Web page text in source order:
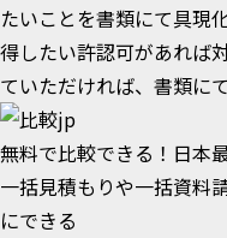
たいことを書類にて具現
得したい許認可があれば
ていただければ、書類に
無料で比較できる！日本
一括見積もりや一括資料
にできる